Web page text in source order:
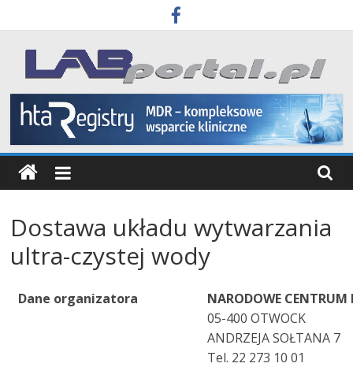
to
content
Labportal
Laboratoria
Aparatura
Badania
Dostawa układu wytwarzania
ultra-czystej wody
Dane organizatora
NARODOWE CENTRUM
05-400 OTWOCK
ANDRZEJA SOŁTANA 7
Tel. 22 273 10 01